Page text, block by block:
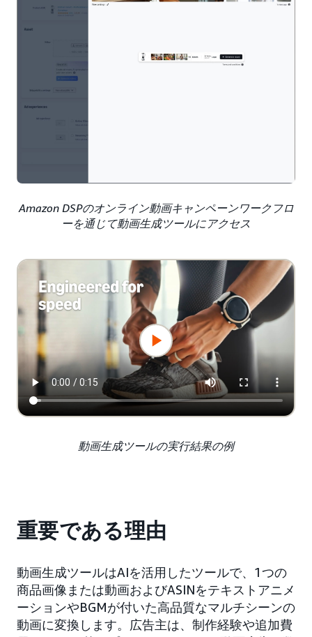
Amazon DSPのオンライン動画キャンペーンワークフロ
ーを通じて動画生成ツールにアクセス
動画生成ツールの実行結果の例
重要である理由
動画生成ツールはAIを活用したツールで、1つの
商品画像または動画およびASINをテキストアニメ
ーションやBGMが付いた高品質なマルチシーンの
動画に変換します。広告主は、制作経験や追加費